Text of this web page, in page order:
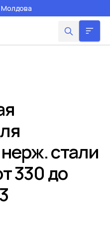
Молдова
стали
330 до